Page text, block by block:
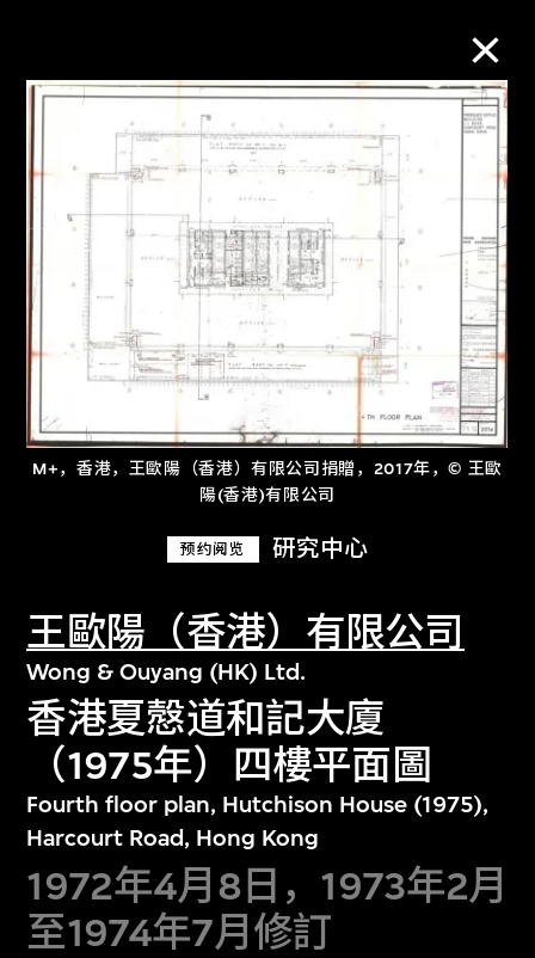
M+，香港，王歐陽（香港）有限公司捐贈，2017年，© 王歐
陽(香港)有限公司
预约阅览 研究中心
王歐陽（香港）有限公司
Wong & Ouyang (HK) Ltd.
香港夏慤道和記大廈
（1975年）四樓平面圖
Fourth floor plan, Hutchison House (1975),
Harcourt Road, Hong Kong
1972年4月8日，1973年2月
至1974年7月修訂
M+藏品
进一步筛选 搜索
关于M+藏品
探索世界顶级的二十及二十一世纪视觉